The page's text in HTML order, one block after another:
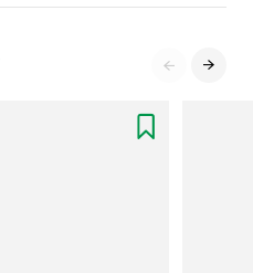
 
